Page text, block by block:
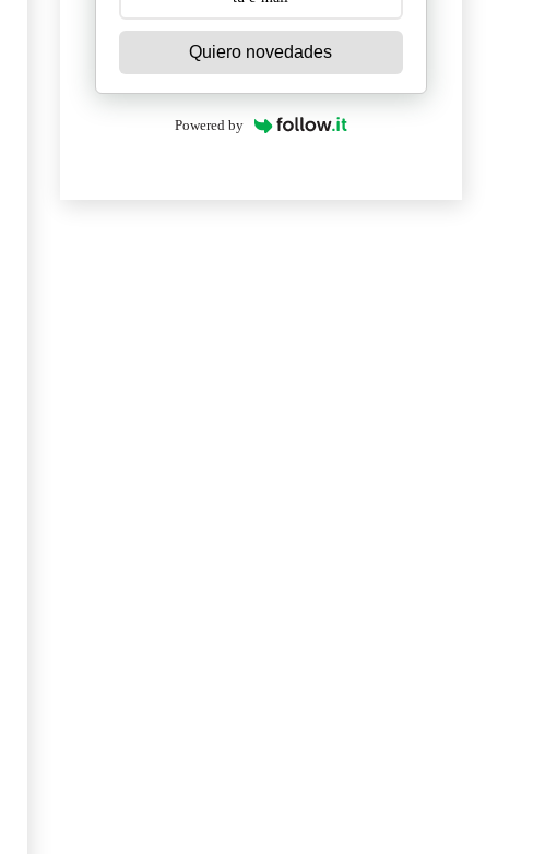
Quiero novedades
Powered by